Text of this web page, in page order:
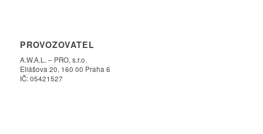
PROVOZOVATEL
A.W.A.L. – PRO, s.r.o.
Eliášova 20, 160 00 Praha 6
IČ: 05421527